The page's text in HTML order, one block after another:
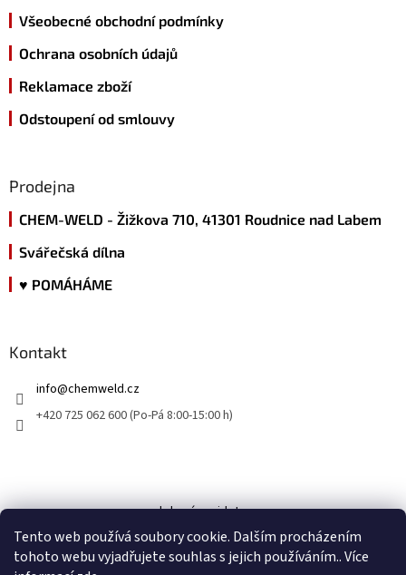
Tento web používá soubory cookie. Dalším procházením
tohoto webu vyjadřujete souhlas s jejich používáním.. Více
Všeobecné obchodní podmínky
Ochrana osobních údajů
Reklamace zboží
Odstoupení od smlouvy
Prodejna
CHEM-WELD - Žižkova 710, 41301 Roudnice nad Labem
Svářečská dílna
♥ POMÁHÁME
Kontakt
info@chemweld.cz
+420 725 062 600 (Po-Pá 8:00-15:00 h)
kde nás najdete